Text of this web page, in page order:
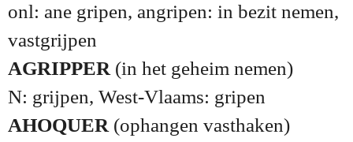
onl: ane gripen, angripen: in bezit nemen,
vastgrijpen
AGRIPPER (in het geheim nemen)
N: grijpen, West-Vlaams: gripen
AHOQUER (ophangen vasthaken)